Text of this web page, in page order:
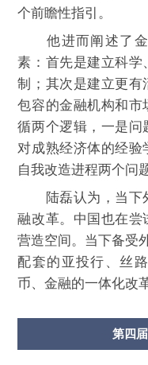
个前瞻性指引。
他进而阐述了金
素：首先是建立科学
制；其次是建立更有
包容的金融机构和市
循两个逻辑，一是问
对成熟经济体的经验
自我改造进程两个问
陆磊认为，当下
融改革。中国也在尝
营造空间。当下备受
配套的亚投行、丝
币、金融的一体化改
第四